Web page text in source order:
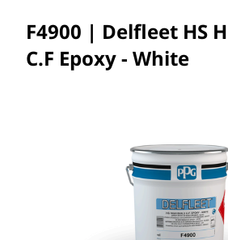
F4900 | Delfleet HS
C.F Epoxy - White